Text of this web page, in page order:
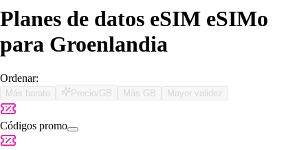
Planes de datos eSIM eSIMo
para Groenlandia
Ordenar:
Más barato Precio/GB Más GB Mayor validez
Códigos promo